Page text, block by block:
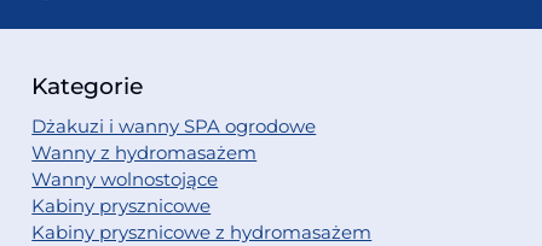
Kategorie
Dżakuzi i wanny SPA ogrodowe
Wanny z hydromasażem
Wanny wolnostojące
Kabiny prysznicowe
Kabiny prysznicowe z hydromasażem